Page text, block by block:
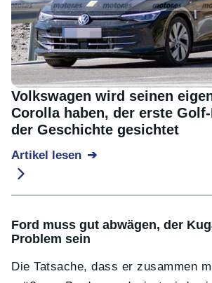
Volkswagen wird seinen
Corolla haben, der erste
der Geschichte gesichtet
Artikel lesen
Ford muss gut abwägen, der
Problem sein
Die Tatsache, dass er zusammen